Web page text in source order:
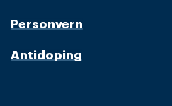
Personvern
Antidoping